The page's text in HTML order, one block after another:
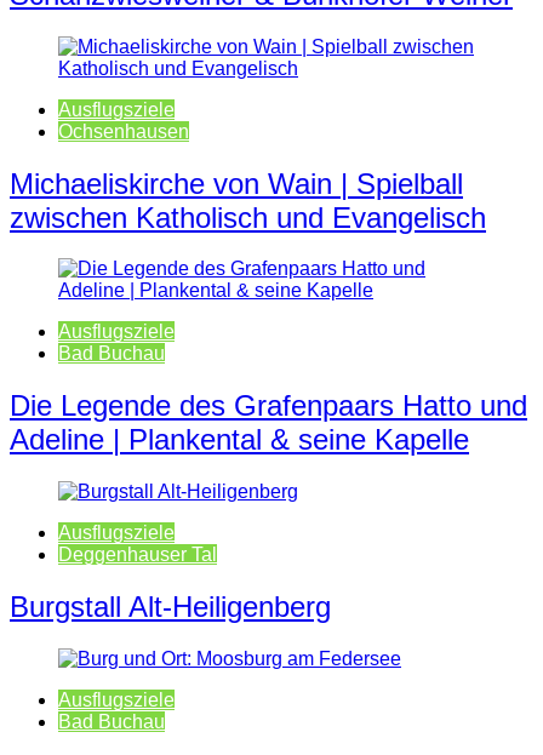
Ausflugsziele
Ochsenhausen
Michaeliskirche von Wain | Spielball
zwischen Katholisch und Evangelisch
Ausflugsziele
Bad Buchau
Die Legende des Grafenpaars Hatto und
Adeline | Plankental & seine Kapelle
Ausflugsziele
Deggenhauser Tal
Burgstall Alt-Heiligenberg
Ausflugsziele
Bad Buchau